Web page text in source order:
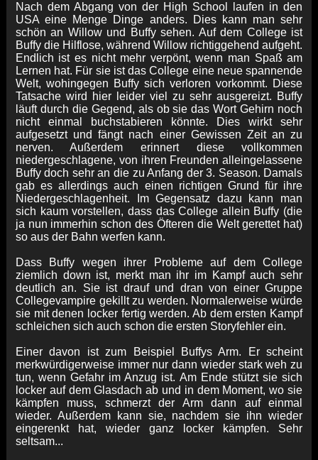
Nach dem Abgang von der High School laufen in den
USA eine Menge Dinge anders. Dies kann man sehr
schön an Willow und Buffy sehen. Auf dem College ist
Buffy die Hilflose, während Willow richtiggehend aufgeht.
Endlich ist es nicht mehr verpönt, wenn man Spaß am
Lernen hat. Für sie ist das College eine neue spannende
Welt, wohingegen Buffy sich verloren vorkommt. Diese
Tatsache wird hier leider viel zu sehr ausgereizt. Buffy
läuft durch die Gegend, als ob sie das Wort Gehirn noch
nicht einmal buchstabieren könnte. Dies wirkt sehr
aufgesetzt und fängt nach einer Gewissen Zeit an zu
nerven. Außerdem erinnert diese vollkommen
niedergeschlagene, von ihren Freunden alleingelassene
Buffy doch sehr an die zu Anfang der 3. Season. Damals
gab es allerdings auch einen richtigen Grund für ihre
Niedergeschlagenheit. Im Gegensatz dazu kann man
sich kaum vorstellen, dass das College allein Buffy (die
ja nun immerhin schon des Öfteren die Welt gerettet hat)
so aus der Bahn werfen kann.
Dass Buffy wegen ihrer Probleme auf dem College
ziemlich down ist, merkt man ihr im Kampf auch sehr
deutlich an. Sie ist drauf und dran von einer Gruppe
Collegevampire gekillt zu werden. Normalerweise würde
sie mit denen locker fertig werden. Ab dem ersten Kampf
schleichen sich auch schon die ersten Storyfehler ein.
Einer davon ist zum Beispiel Buffys Arm. Er scheint
merkwürdigerweise immer nur dann wieder stark weh zu
tun, wenn Gefahr im Anzug ist. Am Ende stützt sie sich
locker auf dem Glasdach ab und in dem Moment, wo sie
kämpfen muss, schmerzt der Arm dann auf einmal
wieder. Außerdem kann sie, nachdem sie ihn wieder
eingerenkt hat, wieder ganz locker kämpfen. Sehr
seltsam...